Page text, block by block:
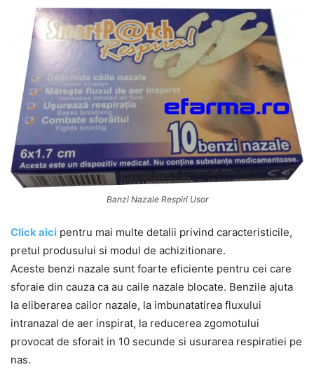
Banzi Nazale Respiri Usor
Click aici pentru mai multe detalii privind caracteristicile,
pretul produsului si modul de achizitionare.
Aceste benzi nazale sunt foarte eficiente pentru cei care
sforaie din cauza ca au caile nazale blocate. Benzile ajuta
la eliberarea cailor nazale, la imbunatatirea fluxului
intranazal de aer inspirat, la reducerea zgomotului
provocat de sforait in 10 secunde si usurarea respiratiei pe
nas.